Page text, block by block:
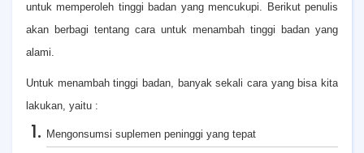
untuk memperoleh tinggi badan yang mencukupi. Berikut penulis
akan berbagi tentang cara untuk menambah tinggi badan yang
alami.
Untuk menambah tinggi badan, banyak sekali cara yang bisa kita
lakukan, yaitu :
Mengonsumsi suplemen peninggi yang tepat